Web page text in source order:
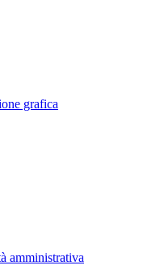
grafica
amministrativa